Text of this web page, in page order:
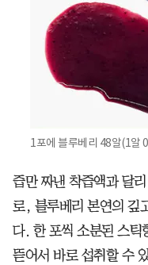
1포에 블루베리 48알(1알
즙만 짜낸 착즙액과 달
로, 블루베리 본연의 깊
다. 한 포씩 소분된 스틱
뜯어서 바로 섭취할 수